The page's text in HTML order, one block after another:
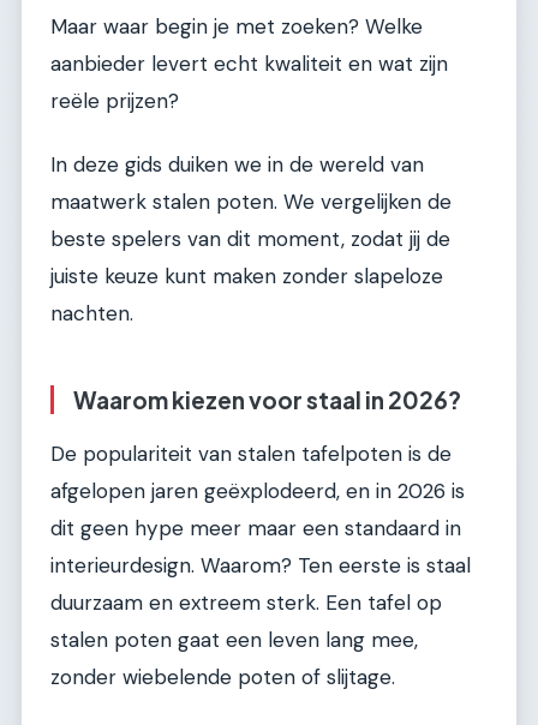
Maar waar begin je met zoeken? Welke
aanbieder levert echt kwaliteit en wat zijn
reële prijzen?
In deze gids duiken we in de wereld van
maatwerk stalen poten. We vergelijken de
beste spelers van dit moment, zodat jij de
juiste keuze kunt maken zonder slapeloze
nachten.
Waarom kiezen voor staal in 2026?
De populariteit van stalen tafelpoten is de
afgelopen jaren geëxplodeerd, en in 2026 is
dit geen hype meer maar een standaard in
interieurdesign. Waarom? Ten eerste is staal
duurzaam en extreem sterk. Een tafel op
stalen poten gaat een leven lang mee,
zonder wiebelende poten of slijtage.